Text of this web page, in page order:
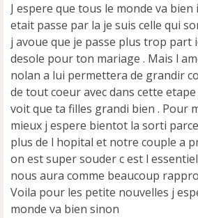
a
g
e
n
o
n
l
u
J espere que tous le monde va bien
etait passe par la je suis celle qui
j avoue que je passe plus trop part
desole pour ton mariage . Mais l
nolan a lui permettera de grandir
de tout coeur avec dans cette
voit que ta filles grandi bien . Pour
mieux j espere bientot la sorti
plus de l hopital et notre couple a
on est super souder c est l
nous aura comme beaucoup
Voila pour les petite nouvelles j
monde va bien sinon